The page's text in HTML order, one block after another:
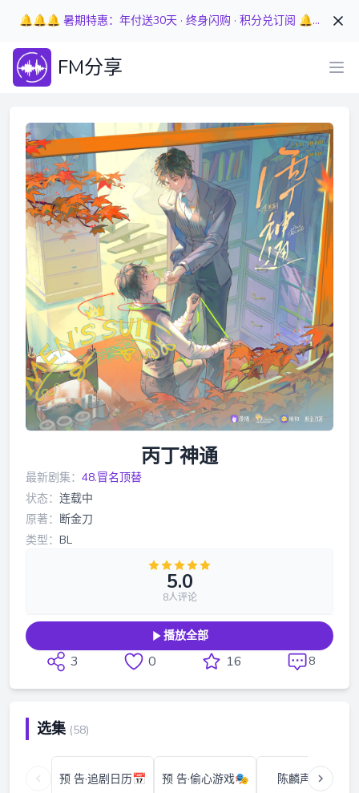
🔔🔔🔔 暑期特惠：年付送30天 · 终身闪购 · 积分兑订阅 🔔🔔🔔
FM分享
丙丁神通
最新剧集： 48.冒名顶替
状态： 连载中
原著： 断金刀
类型： BL
5.0
8人评论
播放全部
3 0 16 8
选集 (58)
预 告·追剧日历📅 预 告·偷心游戏🎭 陈麟声·锁🔒